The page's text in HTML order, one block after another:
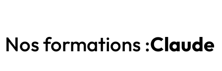
Nos formations :Claude